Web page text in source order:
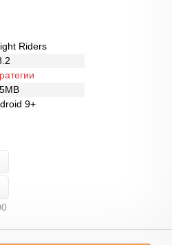
Riders
9+